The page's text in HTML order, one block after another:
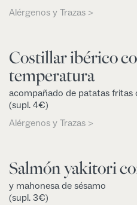
Alérgenos y Trazas >
Costillar ibérico
temperatura
acompañado de patatas
(supl. 4€)
Alérgenos y Trazas >
Salmón yakitori
y mahonesa de sésamo
(supl. 3€)